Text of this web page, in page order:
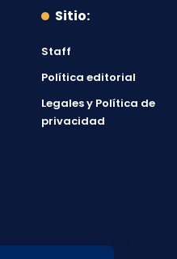
Sitio:
Staff
Política editorial
Legales y Política de
privacidad